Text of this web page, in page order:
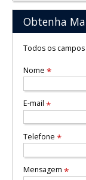
Obtenha
Todos os
Nome *
E-mail *
Telefone *
Mensagem *